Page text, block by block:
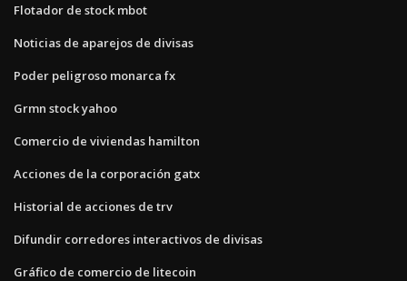
Flotador de stock mbot
Noticias de aparejos de divisas
Poder peligroso monarca fx
Grmn stock yahoo
Comercio de viviendas hamilton
Acciones de la corporación gatx
Historial de acciones de trv
Difundir corredores interactivos de divisas
Gráfico de comercio de litecoin